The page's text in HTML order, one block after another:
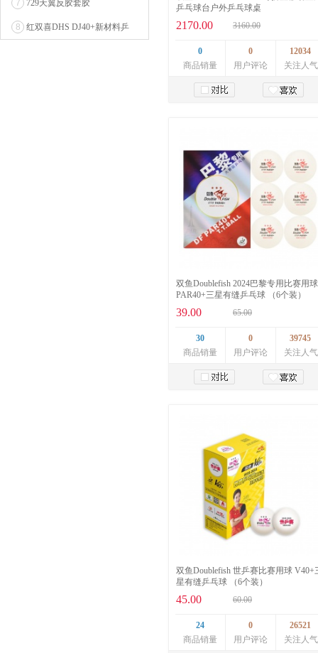
乒乓球台户外乒乓球桌
2170.00 3160.00
0
商品销量
0
用户评论
12034
关注人气
双鱼Doublefish 2024巴黎专用比赛用球
PAR40+三星有缝乒乓球 （6个装）
39.00 65.00
30
商品销量
0
用户评论
39745
关注人气
双鱼Doublefish 世乒赛比赛用球 V40+
星有缝乒乓球 （6个装）
45.00 60.00
24
商品销量
0
用户评论
26521
关注人气
7 729天翼反胶套胶
8
红双喜DHS DJ40+新材料乒
乓球 WTT系列...